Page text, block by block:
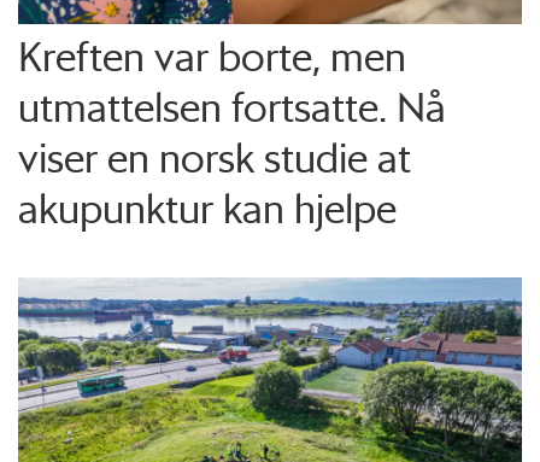
Kreften var borte, men
utmattelsen fortsatte. Nå
viser en norsk studie at
akupunktur kan hjelpe